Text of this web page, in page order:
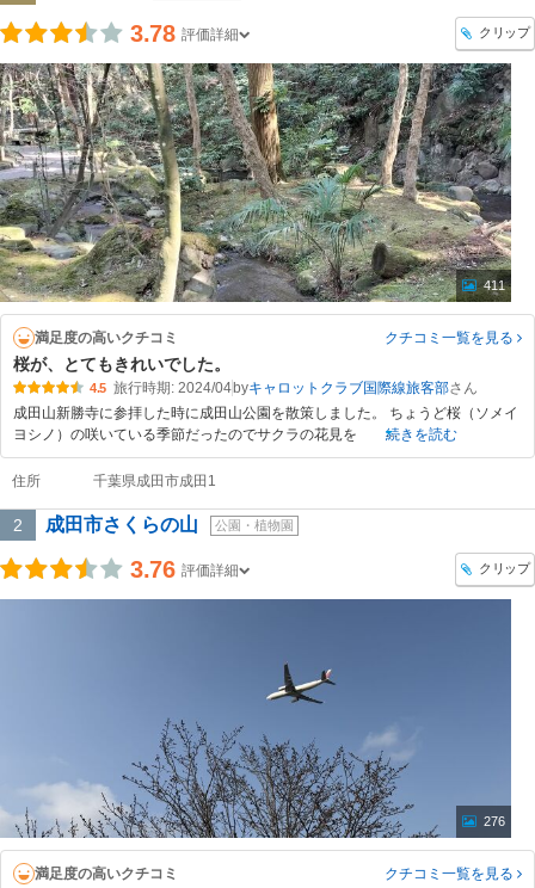
3.78 評価詳細 クリップ
411
満足度の高いクチコミ クチコミ一覧を見る
桜が、とてもきれいでした。
4.5 旅行時期: 2024/04byキャロットクラブ国際線旅客部
成田山新勝寺に参拝した時に成田山公園を散策しました。 ちょうど桜（ソメイ
ヨシノ）の咲いている季節だったのでサクラの花見を
続きを読む
住所 千葉県成田市成田1
2 成田市さくらの山 公園・植物園
3.76 評価詳細 クリップ
276
満足度の高いクチコミ クチコミ一覧を見る